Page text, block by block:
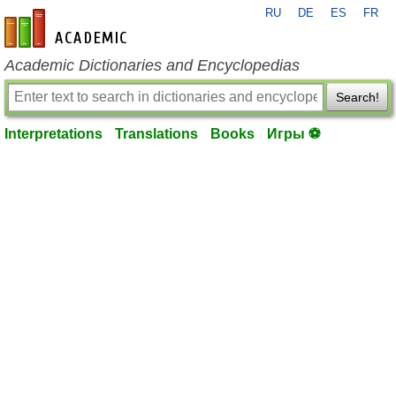
en-academic.com
RU DE ES FR
Academic Dictionaries and Encyclopedias
Search!
Interpretations Translations Books Игры ⚽